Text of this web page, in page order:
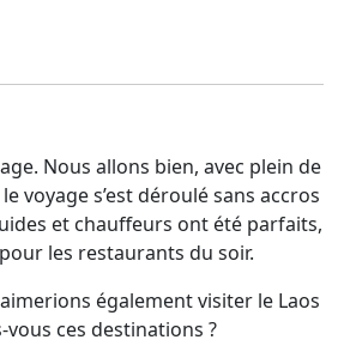
Nous allons bien, avec plein de
voyage s’est déroulé sans accros
et chauffeurs ont été parfaits,
pour les restaurants du soir.
également visiter le Laos
vous ces destinations ?